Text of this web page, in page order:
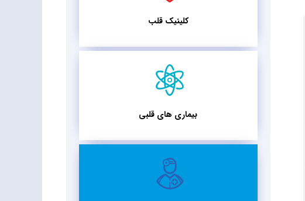
کلینیک قلب
بیماری های قلبی